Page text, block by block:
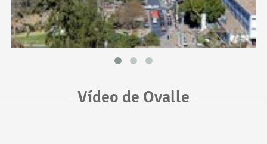
Vídeo de Ovalle